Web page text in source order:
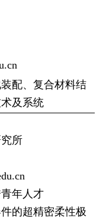
配、复合材料结
及系统
所
年人才
的超精密柔性极